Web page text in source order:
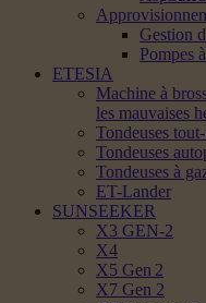
Gestion
Pompes
ETESIA
Machine à
les mauvaises
Tondeuses
Tondeuses
Tondeuses à
ET-Lander
SUNSEEKER
X3 GEN-2
X4
X5 Gen 2
X7 Gen 2